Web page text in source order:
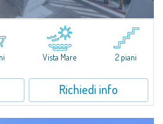
Affitto
mare su due livelli, nel cuore della Marina di
prestigioso complesso residenziale
questa proprietà...
Vista Mare 2 piani
Richiedi info